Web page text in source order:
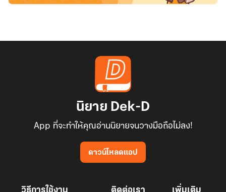
นิยาย Dek-D
App ที่จะทำให้คุณอ่านนิยายจนวางมือถือไม่ลง!
ดาวน์โหลดแอป